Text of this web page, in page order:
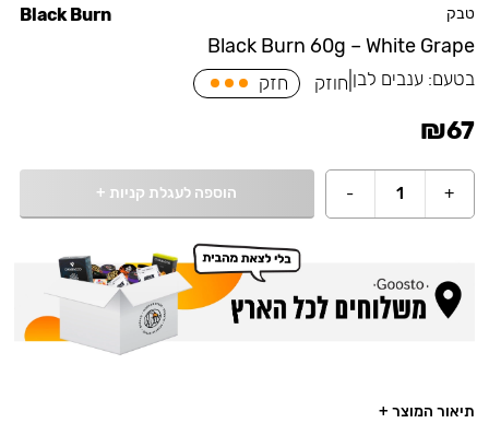
טבק
Black Burn 60g – White Grape
Black Burn
בטעם:ענבים לבן חוזק חזק
₪67
+
1
- הוספה לעגלת קניות +
תיאור המוצר +